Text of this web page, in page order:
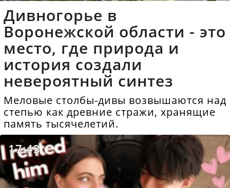
Дивногорье в
Воронежской области - это
место, где природа и
история создали
невероятный синтез
Меловые столбы-дивы возвышаются над
степью как древние стражи, хранящие
память тысячелетий.
17:43